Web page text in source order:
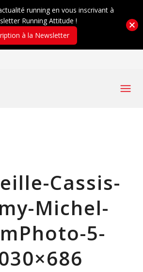
Cassis-
Michel-
5-
running en vous inscrivant à
Running Attitude !
à la Newsletter